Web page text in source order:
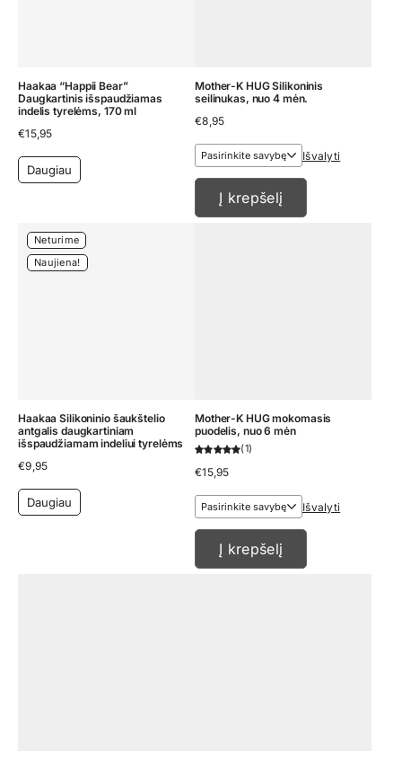
Haakaa “Happii Bear”
Daugkartinis išspaudžiamas
indelis tyrelėms, 170 ml
€15,95
Daugiau
Mother-K HUG Silikoninis
seilinukas, nuo 4 mėn.
€8,95
Išvalyti
Į krepšelį
Neturime
Naujiena!
Haakaa Silikoninio šaukštelio
antgalis daugkartiniam
išspaudžiamam indeliui tyrelėms
€9,95
Daugiau
Mother-K HUG mokomasis
puodelis, nuo 6 mėn
1
€15,95
Išvalyti
Į krepšelį